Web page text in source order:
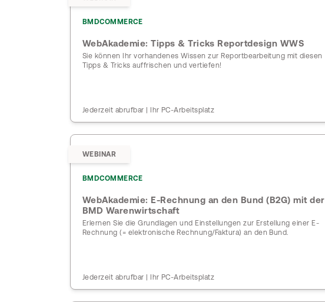
BMDCOMMERCE
WebAkademie: Tipps & Tricks Reportdesign WWS
Sie können Ihr vorhandenes Wissen zur Reportbearbeitung mit diesen
Tipps & Tricks auffrischen und vertiefen!
Jederzeit abrufbar | Ihr PC-Arbeitsplatz
WEBINAR
BMDCOMMERCE
WebAkademie: E-Rechnung an den Bund (B2G) mit der
BMD Warenwirtschaft
Erlernen Sie die Grundlagen und Einstellungen zur Erstellung einer E-
Rechnung (= elektronische Rechnung/Faktura) an den Bund.
Jederzeit abrufbar | Ihr PC-Arbeitsplatz